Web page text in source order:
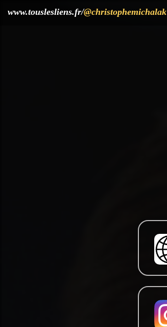
www.touslesliens.fr/@christophemichalak